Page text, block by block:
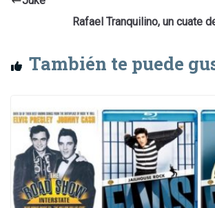
Rafael Tranquilino, un cuate
También te puede